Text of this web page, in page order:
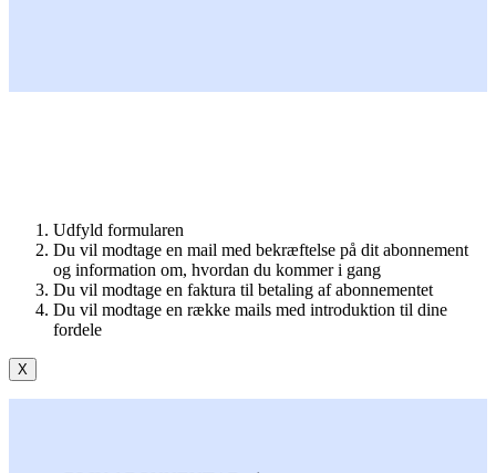
Udfyld formularen
Du vil modtage en mail med bekræftelse på dit abonnement
og information om, hvordan du kommer i gang
Du vil modtage en faktura til betaling af abonnementet
Du vil modtage en række mails med introduktion til dine
fordele
X